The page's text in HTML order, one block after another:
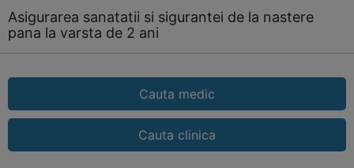
Asigurarea sanatatii si sigurantei de la nastere
pana la varsta de 2 ani
Cauta medic
Cauta clinica